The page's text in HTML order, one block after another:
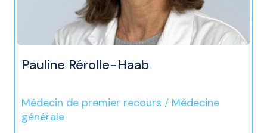
Pauline Rérolle-Haab
Médecin de premier recours / Médecine
générale